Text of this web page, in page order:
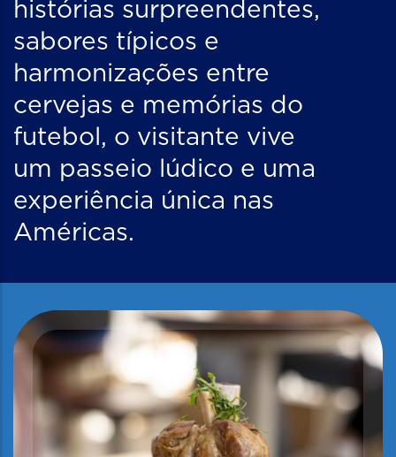
histórias surpreendentes,
sabores típicos e
harmonizações entre
cervejas e memórias do
futebol, o visitante vive
um passeio lúdico e uma
experiência única nas
Américas.